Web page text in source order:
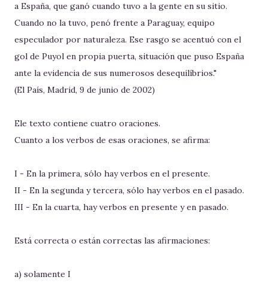
a España, que ganó cuando tuvo a la gente en su sitio.
Cuando no la tuvo, penó frente a Paraguay, equipo
especulador por naturaleza. Ese rasgo se acentuó con el
gol de Puyol en propia puerta, situación que puso España
ante la evidencia de sus numerosos desequilíbrios."
(El País, Madrid, 9 de junio de 2002)
Ele texto contiene cuatro oraciones.
Cuanto a los verbos de esas oraciones, se afirma:
I - En la primera, sólo hay verbos en el presente.
II - En la segunda y tercera, sólo hay verbos en el pasado.
III - En la cuarta, hay verbos en presente y en pasado.
Está correcta o están correctas las afirmaciones:
a) solamente I